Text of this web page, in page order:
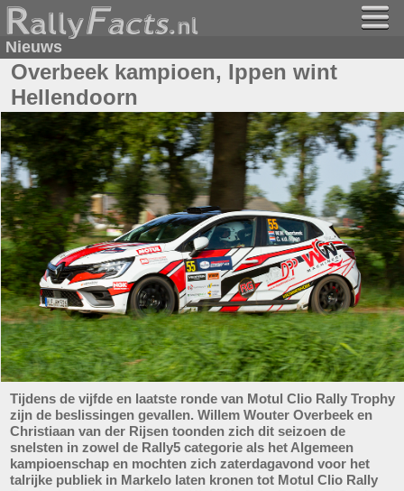
Nieuws
Overbeek kampioen, Ippen wint
Hellendoorn
Tijdens de vijfde en laatste ronde van Motul Clio Rally Trophy
zijn de beslissingen gevallen. Willem Wouter Overbeek en
Christiaan van der Rijsen toonden zich dit seizoen de
snelsten in zowel de Rally5 categorie als het Algemeen
kampioenschap en mochten zich zaterdagavond voor het
talrijke publiek in Markelo laten kronen tot Motul Clio Rally